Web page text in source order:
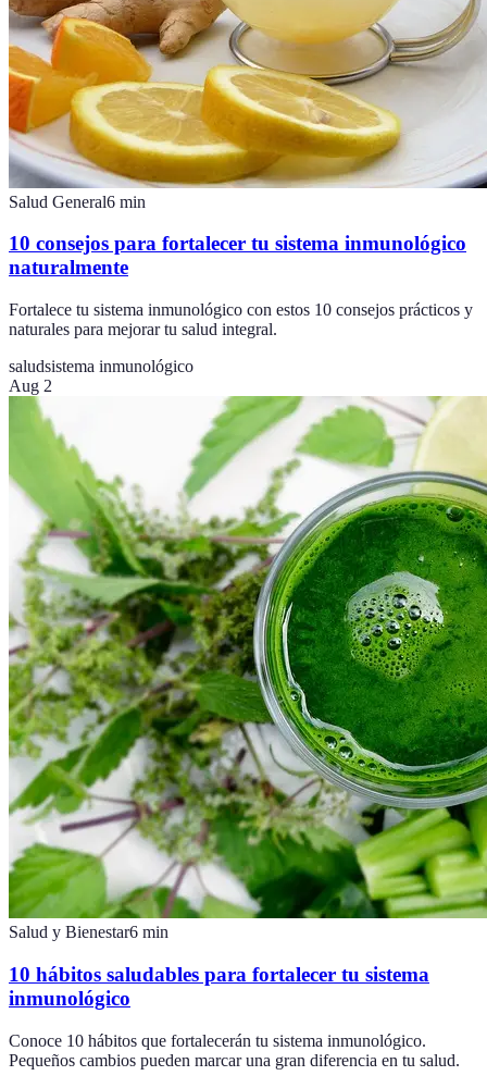
Salud General6 min
10 consejos para fortalecer tu sistema inmunológico
naturalmente
Fortalece tu sistema inmunológico con estos 10 consejos prácticos y
naturales para mejorar tu salud integral.
saludsistema inmunológico
Aug 2
Salud y Bienestar6 min
10 hábitos saludables para fortalecer tu sistema
inmunológico
Conoce 10 hábitos que fortalecerán tu sistema inmunológico.
Pequeños cambios pueden marcar una gran diferencia en tu salud.